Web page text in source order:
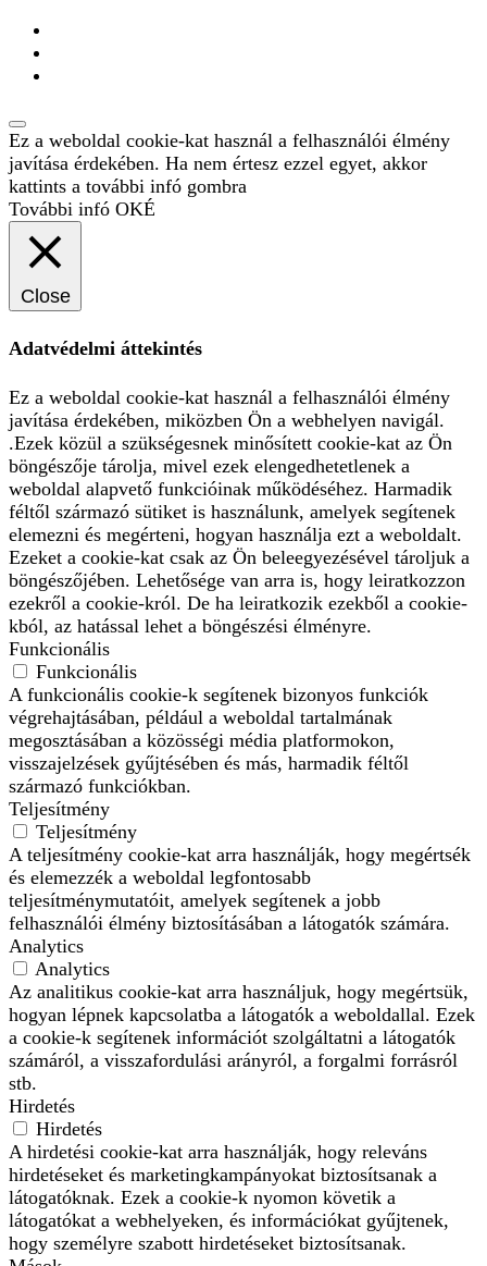
Ez a weboldal cookie-kat használ a felhasználói élmény
javítása érdekében. Ha nem értesz ezzel egyet, akkor
kattints a további infó gombra
További infó OKÉ
Close
Adatvédelmi áttekintés
Ez a weboldal cookie-kat használ a felhasználói élmény
javítása érdekében, miközben Ön a webhelyen navigál.
.Ezek közül a szükségesnek minősített cookie-kat az Ön
böngészője tárolja, mivel ezek elengedhetetlenek a
weboldal alapvető funkcióinak működéséhez. Harmadik
féltől származó sütiket is használunk, amelyek segítenek
elemezni és megérteni, hogyan használja ezt a weboldalt.
Ezeket a cookie-kat csak az Ön beleegyezésével tároljuk a
böngészőjében. Lehetősége van arra is, hogy leiratkozzon
ezekről a cookie-król. De ha leiratkozik ezekből a cookie-
kból, az hatással lehet a böngészési élményre.
Funkcionális
Funkcionális
A funkcionális cookie-k segítenek bizonyos funkciók
végrehajtásában, például a weboldal tartalmának
megosztásában a közösségi média platformokon,
visszajelzések gyűjtésében és más, harmadik féltől
származó funkciókban.
Teljesítmény
Teljesítmény
A teljesítmény cookie-kat arra használják, hogy megértsék
és elemezzék a weboldal legfontosabb
teljesítménymutatóit, amelyek segítenek a jobb
felhasználói élmény biztosításában a látogatók számára.
Analytics
Analytics
Az analitikus cookie-kat arra használjuk, hogy megértsük,
hogyan lépnek kapcsolatba a látogatók a weboldallal. Ezek
a cookie-k segítenek információt szolgáltatni a látogatók
számáról, a visszafordulási arányról, a forgalmi forrásról
stb.
Hirdetés
Hirdetés
A hirdetési cookie-kat arra használják, hogy releváns
hirdetéseket és marketingkampányokat biztosítsanak a
látogatóknak. Ezek a cookie-k nyomon követik a
látogatókat a webhelyeken, és információkat gyűjtenek,
hogy személyre szabott hirdetéseket biztosítsanak.